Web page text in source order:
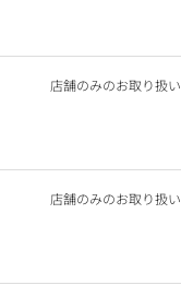
店舗のみのお取り扱い
店舗のみのお取り扱い